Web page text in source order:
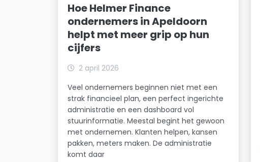
Hoe Helmer Finance
ondernemers in Apeldoorn
helpt met meer grip op hun
cijfers
2 april 2026
Veel ondernemers beginnen niet met een
strak financieel plan, een perfect ingerichte
administratie en een dashboard vol
stuurinformatie. Meestal begint het gewoon
met ondernemen. Klanten helpen, kansen
pakken, meters maken. De administratie
komt daar